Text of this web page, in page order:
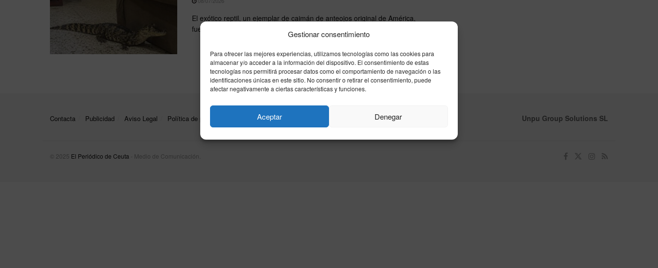
Gestionar consentimiento
Para ofrecer las mejores experiencias, utilizamos tecnologías como las cookies para
almacenar y/o acceder a la información del dispositivo. El consentimiento de estas
tecnologías nos permitirá procesar datos como el comportamiento de navegación o las
identificaciones únicas en este sitio. No consentir o retirar el consentimiento, puede
afectar negativamente a ciertas características y funciones.
Aceptar Denegar
El exótico reptil, un ejemplar de caimán de anteojos original de América,
fue descubierto durante un registro policial en la ...
Contacta Publicidad Aviso Legal Política de privacidad Política de cookies Unpu Group Solutions SL
© 2025 El Periódico de Ceuta - Medio de Comunicación